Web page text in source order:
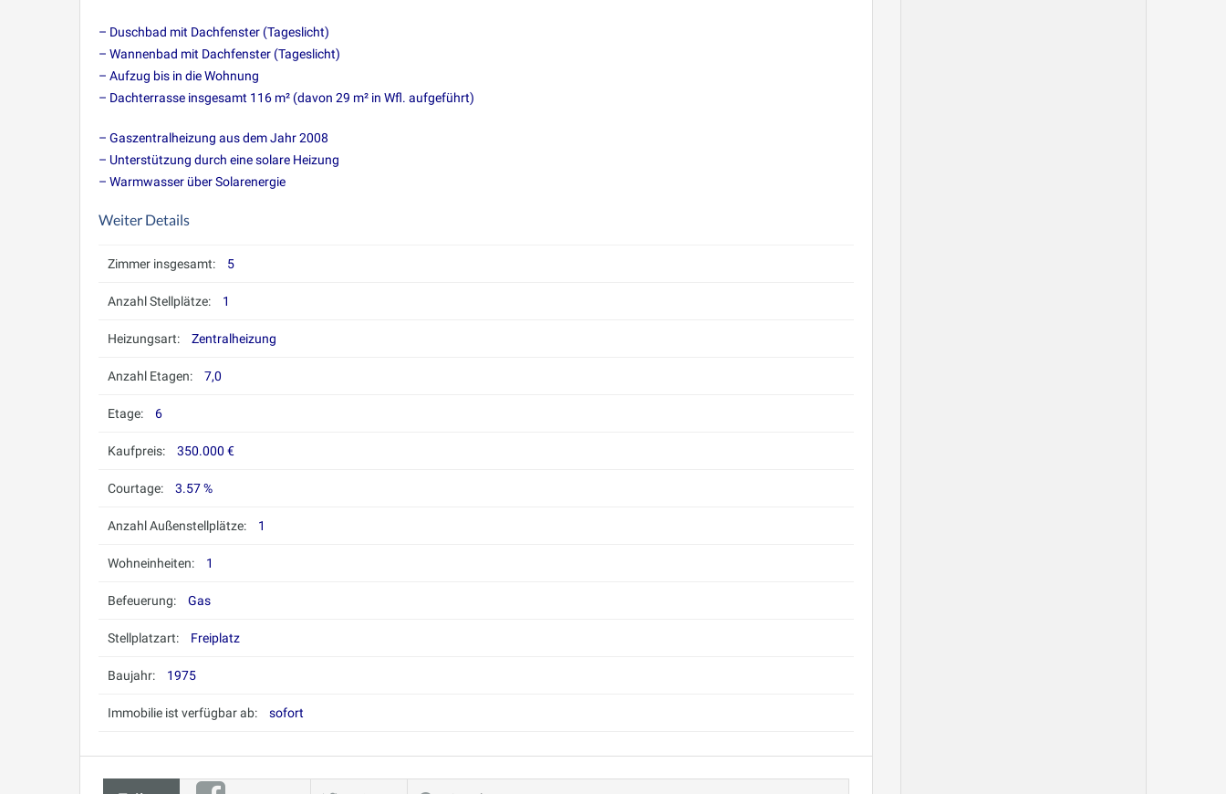
– Duschbad mit Dachfenster (Tageslicht)
– Wannenbad mit Dachfenster (Tageslicht)
– Aufzug bis in die Wohnung
– Dachterrasse insgesamt 116 m² (davon 29 m² in Wfl. aufgeführt)
– Gaszentralheizung aus dem Jahr 2008
– Unterstützung durch eine solare Heizung
– Warmwasser über Solarenergie
Weiter Details
Zimmer insgesamt: 5
Anzahl Stellplätze: 1
Heizungsart: Zentralheizung
Anzahl Etagen: 7,0
Etage: 6
Kaufpreis: 350.000 €
Courtage: 3.57 %
Anzahl Außenstellplätze: 1
Wohneinheiten: 1
Befeuerung: Gas
Stellplatzart: Freiplatz
Baujahr: 1975
Immobilie ist verfügbar ab: sofort